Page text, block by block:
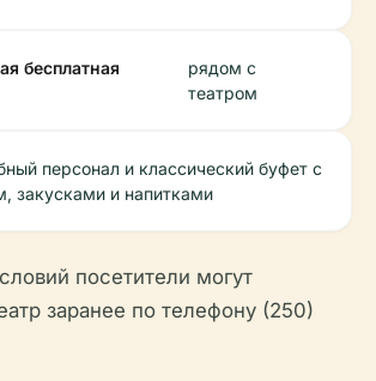
бесплатная
рядом с
театром
персонал и классический буфет с
закусками и напитками
посетители могут
заранее по телефону (250)